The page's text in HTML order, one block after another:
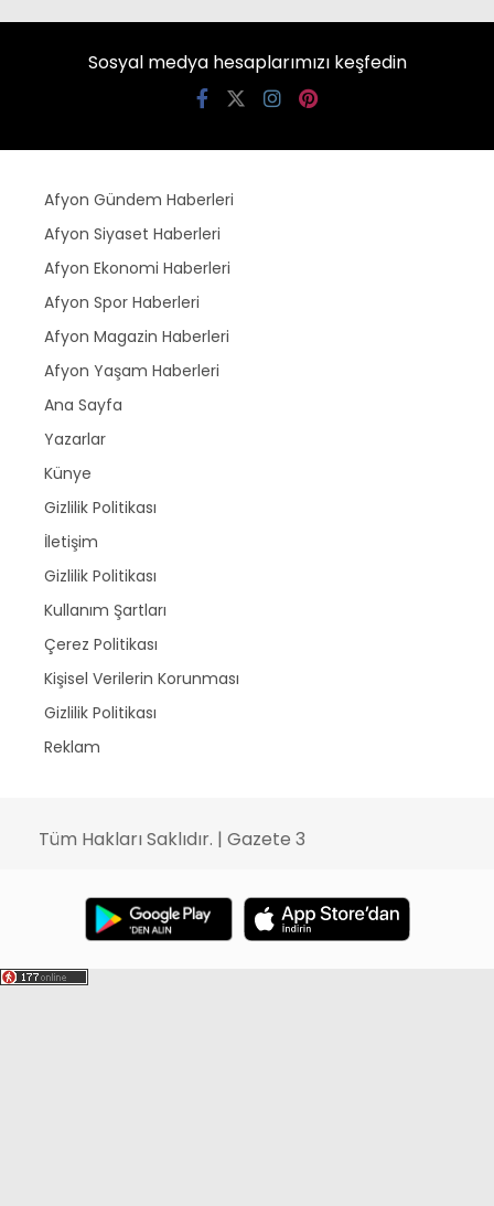
Sosyal medya hesaplarımızı keşfedin
Afyon Gündem Haberleri
Afyon Siyaset Haberleri
Afyon Ekonomi Haberleri
Afyon Spor Haberleri
Afyon Magazin Haberleri
Afyon Yaşam Haberleri
Ana Sayfa
Yazarlar
Künye
Gizlilik Politikası
İletişim
Gizlilik Politikası
Kullanım Şartları
Çerez Politikası
Kişisel Verilerin Korunması
Gizlilik Politikası
Reklam
Tüm Hakları Saklıdır. | Gazete 3